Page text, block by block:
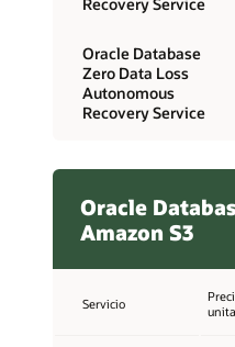
Recovery Service
Oracle Database
Zero Data Loss
Autonomous
Recovery Service
Oracle
Amazon S3
Servicio